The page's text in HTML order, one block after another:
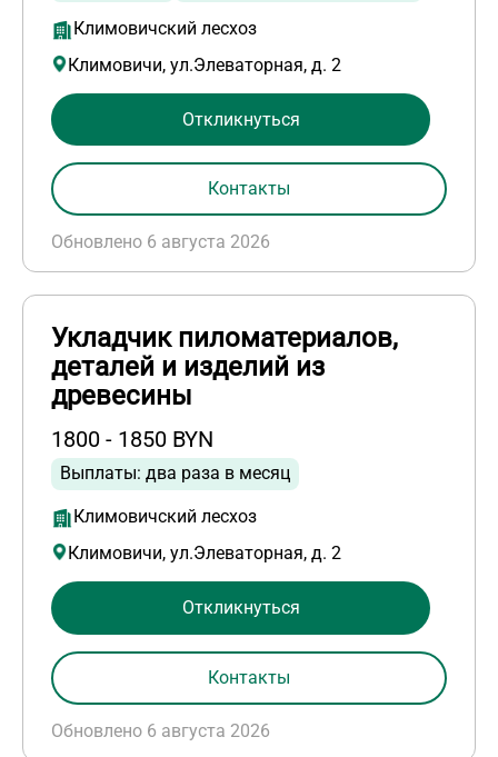
Климовичский лесхоз
Климовичи, ул.Элеваторная, д. 2
Обновлено 6 августа 2026
Откликнуться
Контакты
Укладчик пиломатериалов,
деталей и изделий из
древесины
1800 - 1850 BYN
Выплаты: два раза в месяц
Климовичский лесхоз
Климовичи, ул.Элеваторная, д. 2
Обновлено 6 августа 2026
Откликнуться
Контакты